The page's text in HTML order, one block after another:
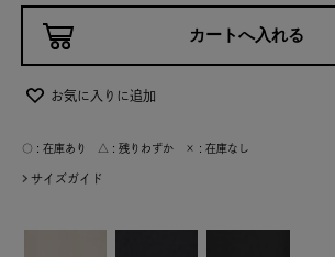
お気に入りに追加
○ : 在庫あり △ : 残りわずか × : 在庫なし
サイズガイド